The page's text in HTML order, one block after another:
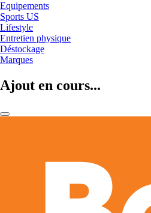
Equipements
Sports US
Lifestyle
Entretien physique
Déstockage
Marques
Ajout en cours...